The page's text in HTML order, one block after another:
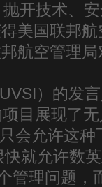
开技术、
美国联邦
航空管理
）的发
目展现了
会允许这
快就允许数
管理问题